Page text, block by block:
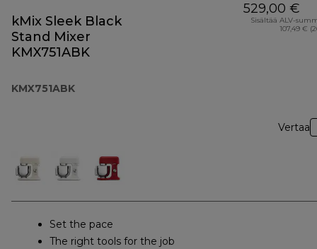
kMix Sleek Black
Stand Mixer
KMX751ABK
KMX751ABK
529,00 €
Sisältää ALV-
107,49 €
Vertaa
Set the pace
The right tools for the job